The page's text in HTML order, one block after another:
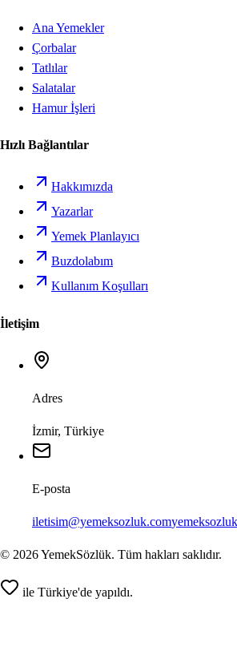
Ana Yemekler
Çorbalar
Tatlılar
Salatalar
Hamur İşleri
Hızlı Bağlantılar
Hakkımızda
Yazarlar
Yemek Planlayıcı
Buzdolabım
Kullanım Koşulları
İletişim
Adres
İzmir, Türkiye
E-posta
iletisim@yemeksozluk.com
© 2026YemekSözlük. Tüm hakları saklıdır.
ile Türkiye'de yapıldı.